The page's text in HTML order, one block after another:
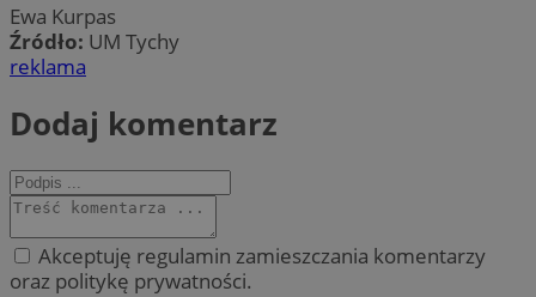
Ewa Kurpas
Źródło: UM Tychy
reklama
Dodaj komentarz
Akceptuję regulamin zamieszczania komentarzy
oraz politykę prywatności.